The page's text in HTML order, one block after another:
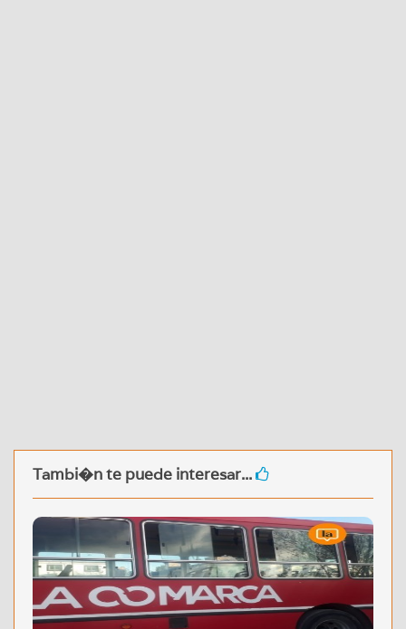
Tambi�n te puede interesar...